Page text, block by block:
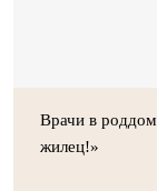
Врачи в
жилец!»